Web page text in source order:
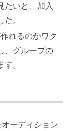
たいと、加入
。
れるのかワク
、グループの
。
ーディション